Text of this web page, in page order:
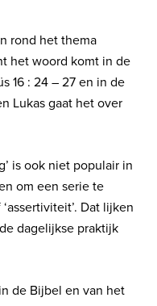
rond het thema
het woord komt in de
16 : 24 – 27 en in de
Lukas gaat het over
is ook niet populair in
om een serie te
Dat lijken
dagelijkse praktijk
de Bijbel en van het